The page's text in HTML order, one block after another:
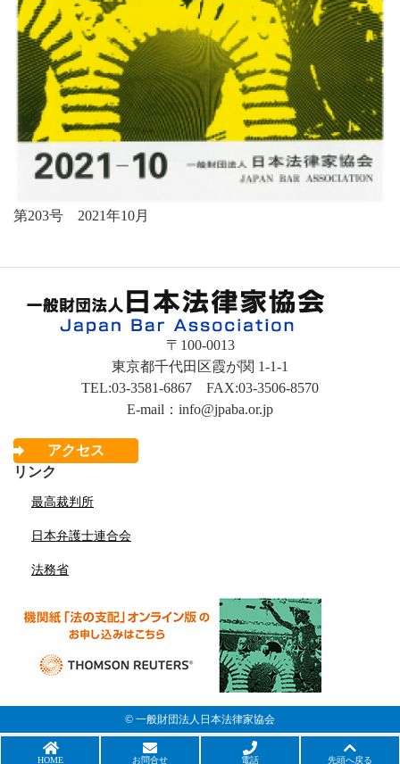
第203号 2021年10月
〒100-0013
東京都千代田区霞が関 1-1-1
TEL:03-3581-6867 FAX:03-3506-8570
E-mail：info@jpaba.or.jp
アクセス
リンク
最高裁判所
日本弁護士連合会
法務省
HOME お問合せ 電話 先頭へ戻る
© 一般財団法人日本法律家協会